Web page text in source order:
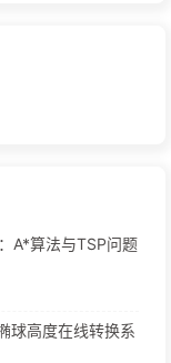
A*算法与TSP问题
球高度在线转换系